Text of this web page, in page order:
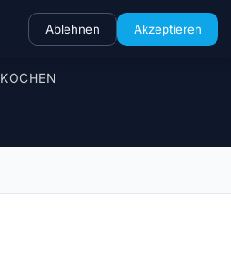
KOCHEN
Ablehnen Akzeptieren